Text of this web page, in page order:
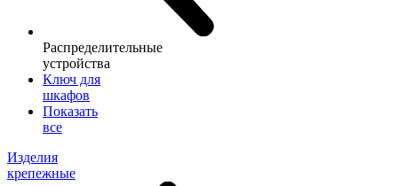
Распределительные
устройства
Ключ для
шкафов
Показать
все
Изделия
крепежные